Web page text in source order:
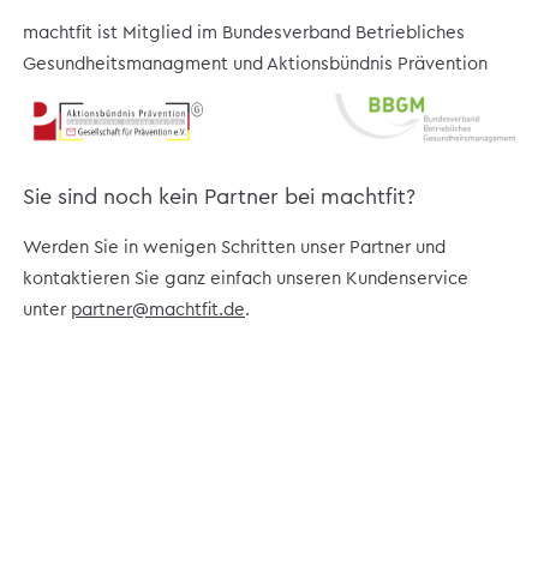
machtfit ist Mitglied im Bundesverband Betriebliches
Gesundheitsmanagment und Aktionsbündnis Prävention
Sie sind noch kein Partner bei machtfit?
Werden Sie in wenigen Schritten unser Partner und
kontaktieren Sie ganz einfach unseren Kundenservice
unter partner@machtfit.de.